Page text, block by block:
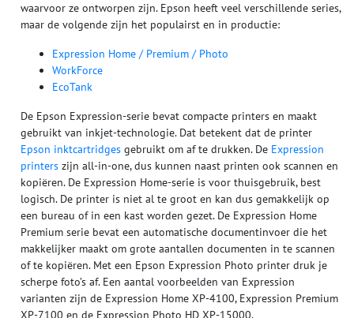
waarvoor ze ontworpen zijn. Epson heeft veel verschillende series,
maar de volgende zijn het populairst en in productie:
Expression Home / Premium / Photo
WorkForce
EcoTank
De Epson Expression-serie bevat compacte printers en maakt
gebruikt van inkjet-technologie. Dat betekent dat de printer
Epson inktcartridges gebruikt om af te drukken. De Expression
printers zijn all-in-one, dus kunnen naast printen ook scannen en
kopiëren. De Expression Home-serie is voor thuisgebruik, best
logisch. De printer is niet al te groot en kan dus gemakkelijk op
een bureau of in een kast worden gezet. De Expression Home
Premium serie bevat een automatische documentinvoer die het
makkelijker maakt om grote aantallen documenten in te scannen
of te kopiëren. Met een Epson Expression Photo printer druk je
scherpe foto’s af. Een aantal voorbeelden van Expression
varianten zijn de Expression Home XP-4100, Expression Premium